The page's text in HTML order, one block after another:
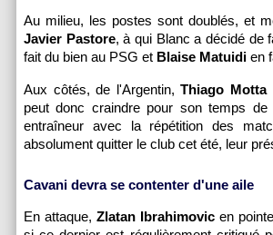
Au milieu, les postes sont doublés, et
Javier Pastore, à qui Blanc a décidé de
fait du bien au PSG et Blaise Matuidi en
Aux côtés, de l'Argentin,Thiago Motta
peut donc craindre pour son temps
entraîneur avec la répétition des
absolument quitter le club cet été, leur
Cavani devra se contenter d'une aile
En attaque, Zlatan Ibrahimovic en